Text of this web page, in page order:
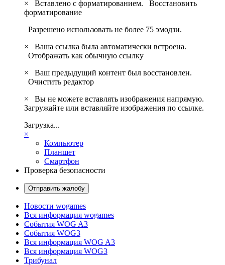
×
Вставлено с форматированием. Восстановить
форматирование
Разрешено использовать не более 75 эмодзи.
×
Ваша ссылка была автоматически встроена.
Отображать как обычную ссылку
×
Ваш предыдущий контент был восстановлен.
Очистить редактор
×
Вы не можете вставлять изображения напрямую.
Загружайте или вставляйте изображения по ссылке.
Загрузка...
×
Компьютер
Планшет
Смартфон
Проверка безопасности
Отправить жалобу
Новости wogames
Вся информация wogames
События WOG A3
События WOG3
Вся информация WOG A3
Вся информация WOG3
Трибунал